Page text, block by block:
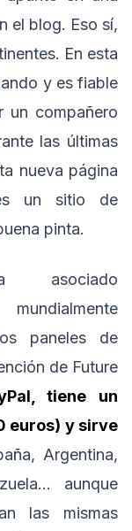
el blog. Eso sí,
En esta
y es fiable
un compañero
las últimas
nueva página
un sitio de
pinta.
asociado
paneles de
de Future
tiene un
euros) y sirve
Argentina,
aunque
las mismas